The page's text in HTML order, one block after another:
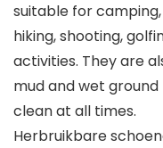
suitable for
hiking, shooting,
activities. They are
mud and wet
clean at all times.
Herbruikbare